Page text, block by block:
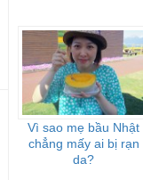
Vì sao mẹ bầu Nhật
chẳng mấy ai bị rạn
da?